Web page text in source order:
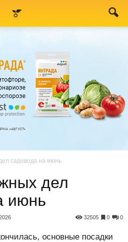
садовода на июнь
дел
июнь
0
0
32505
основные посадки